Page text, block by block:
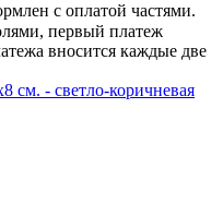
с оплатой частями.
первый платеж
вносится каждые две
см. - светло-коричневая